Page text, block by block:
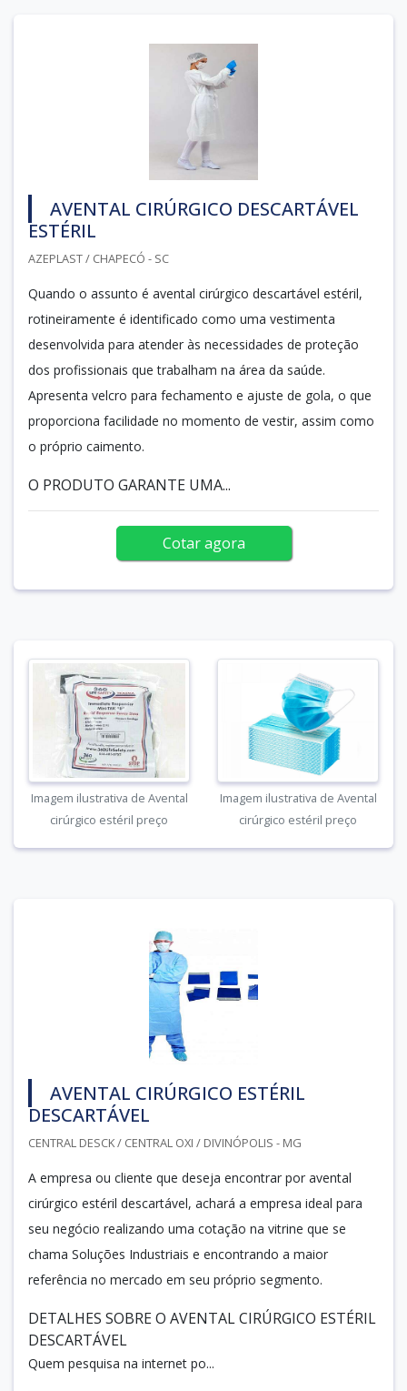
AVENTAL CIRÚRGICO DESCARTÁVEL
ESTÉRIL
AZEPLAST / CHAPECÓ - SC
Quando o assunto é avental cirúrgico descartável estéril,
rotineiramente é identificado como uma vestimenta
desenvolvida para atender às necessidades de proteção
dos profissionais que trabalham na área da saúde.
Apresenta velcro para fechamento e ajuste de gola, o que
proporciona facilidade no momento de vestir, assim como
o próprio caimento.
O PRODUTO GARANTE UMA...
Cotar agora
Imagem ilustrativa de Avental
cirúrgico estéril preço
Imagem ilustrativa de Avental
cirúrgico estéril preço
AVENTAL CIRÚRGICO ESTÉRIL
DESCARTÁVEL
CENTRAL DESCK / CENTRAL OXI / DIVINÓPOLIS - MG
A empresa ou cliente que deseja encontrar por avental
cirúrgico estéril descartável, achará a empresa ideal para
seu negócio realizando uma cotação na vitrine que se
chama Soluções Industriais e encontrando a maior
referência no mercado em seu próprio segmento.
DETALHES SOBRE O AVENTAL CIRÚRGICO ESTÉRIL
DESCARTÁVEL
Quem pesquisa na internet po...